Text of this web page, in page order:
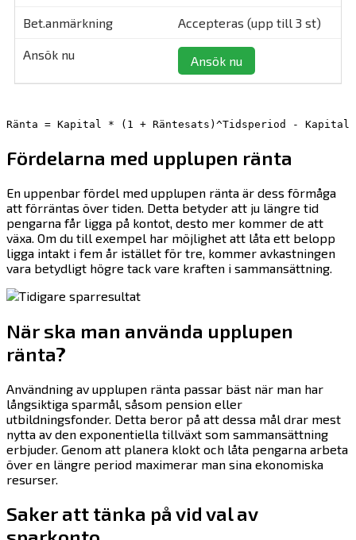
Accepteras (upp till 3 st)
Ansök nu
Ränta = Kapital * (1 + Räntesats)^Tidsperiod - Kapital
Fördelarna med upplupen ränta
En uppenbar fördel med upplupen ränta är dess förmåga
att förräntas över tiden. Detta betyder att ju längre tid
pengarna får ligga på kontot, desto mer kommer de att
växa. Om du till exempel har möjlighet att låta ett belopp
ligga intakt i fem år istället för tre, kommer avkastningen
vara betydligt högre tack vare kraften i sammansättning.
När ska man använda upplupen
ränta?
Användning av upplupen ränta passar bäst när man har
långsiktiga sparmål, såsom pension eller
utbildningsfonder. Detta beror på att dessa mål drar mest
nytta av den exponentiella tillväxt som sammansättning
erbjuder. Genom att planera klokt och låta pengarna arbeta
över en längre period maximerar man sina ekonomiska
resurser.
Saker att tänka på vid val av